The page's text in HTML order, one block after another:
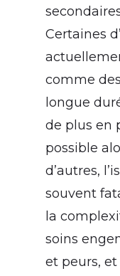
Certaines
comme
longue
de plus en
possible
d’autres,
souvent
la
soins
et peurs,